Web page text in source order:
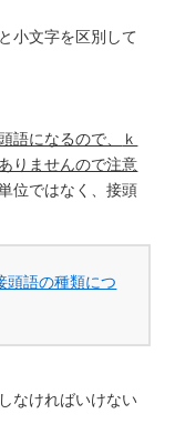
小文字を区別して
語になるので、
ｋ
りませんので注意
位ではなく、接頭
頭語の種類につ
なければいけない